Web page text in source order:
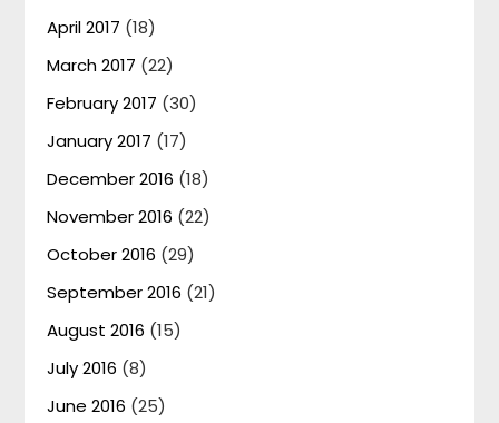
April 2017 (18)
March 2017 (22)
February 2017 (30)
January 2017 (17)
December 2016 (18)
November 2016 (22)
October 2016 (29)
September 2016 (21)
August 2016 (15)
July 2016 (8)
June 2016 (25)